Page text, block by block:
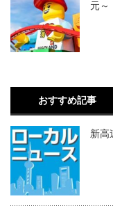
元～
おすすめ記事
新